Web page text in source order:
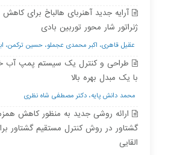
آرایه جدید آهنربای هالباخ برای کاهش
ژنراتور شار محور توربین بادی
عقیل قاهری، اکبر محمدی عجملو، حسین ترکمن،
طراحی و کنترل یک سیستم پمپ آب
با یک مبدل بهره بالا
محمد دانش پایه، دکتر مصطفی شاه نظری
ارائه روشی جدید به منظور کاهش
گشتاور در روش کنترل مستقیم گشتاور
القایی